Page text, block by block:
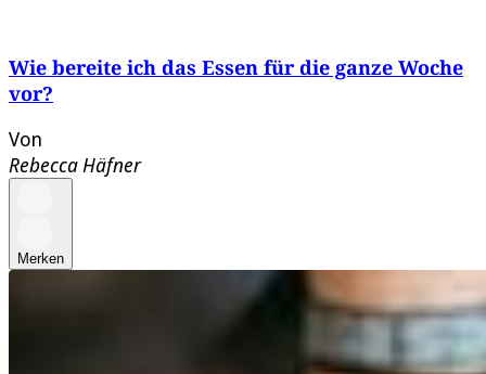
Wie bereite ich das Essen für die ganze Woche
vor?
Von
Rebecca Häfner
Merken